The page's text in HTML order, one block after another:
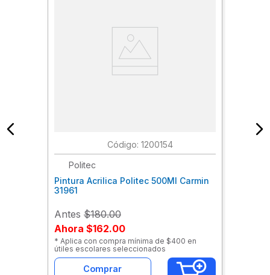
: 1200154
Politec
Pintura Acrilica Politec 500Ml Carmin
31961
Antes $180.00
Ahora $162.00
* Aplica con compra mínima de $400 en
útiles escolares seleccionados
Comprar